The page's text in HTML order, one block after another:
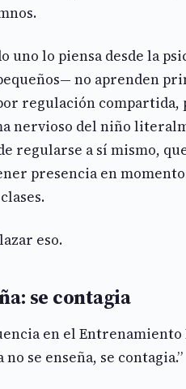
uno lo piensa desde la
no aprenden
regulación compartida,
nervioso del niño
regularse a sí mismo,
presencia en
eso.
se contagia
en el
se enseña, se contagia.”